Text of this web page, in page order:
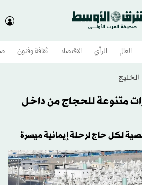
العالم الرأي الاقتصاد ثقافة وفنون
الخليج
متنوعة للحجاج من داخل
لكل حاج لرحلة إيمانية ميسرة